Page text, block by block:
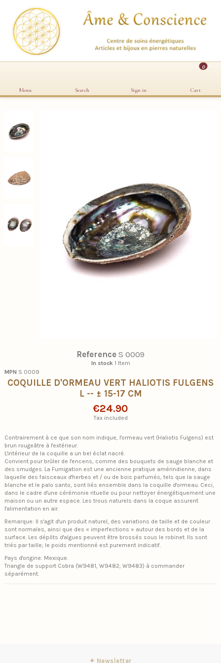
Menu Search Sign in
0
Cart
Reference S 0009
In stock 1 Item
MPN S 0009
COQUILLE D'ORMEAU VERT HALIOTIS FULGENS
L -- ± 15-17 CM
€24.90
Tax included
Contrairement à ce que son nom indique, l'ormeau vert (Haliotis Fulgens) est
brun rougeâtre à l'extérieur.
L'intérieur de la coquille a un bel éclat nacré.
Convient pour brûler de l'encens, comme des bouquets de sauge blanche et
des smudges. La Fumigation est une ancienne pratique amérindienne, dans
laquelle des faisceaux d'herbes et / ou de bois parfumés, tels que la sauge
blanche et le palo santo, sont liés ensemble dans la coquille d'ormeau. Ceci,
dans le cadre d'une cérémonie rituelle ou pour nettoyer énergétiquement une
maison ou un autre espace. Les trous naturels dans la coque assurent
l'alimentation en air.
Remarque: Il s'agit d'un produit naturel, des variations de taille et de couleur
sont normales, ainsi que des « imperfections » autour des bords et de la
surface. Les dépôts d'algues peuvent être brossés sous le robinet. Ils sont
triés par taille; le poids mentionné est purement indicatif.
Pays d'origine: Mexique.
Triangle de support Cobra (W9481, W9482, W9483) à commander
séparément.
✦ Newsletter